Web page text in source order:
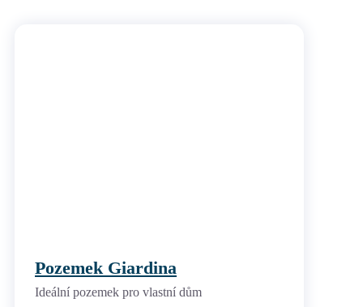
Pozemek Giardina
Ideální pozemek pro vlastní dům